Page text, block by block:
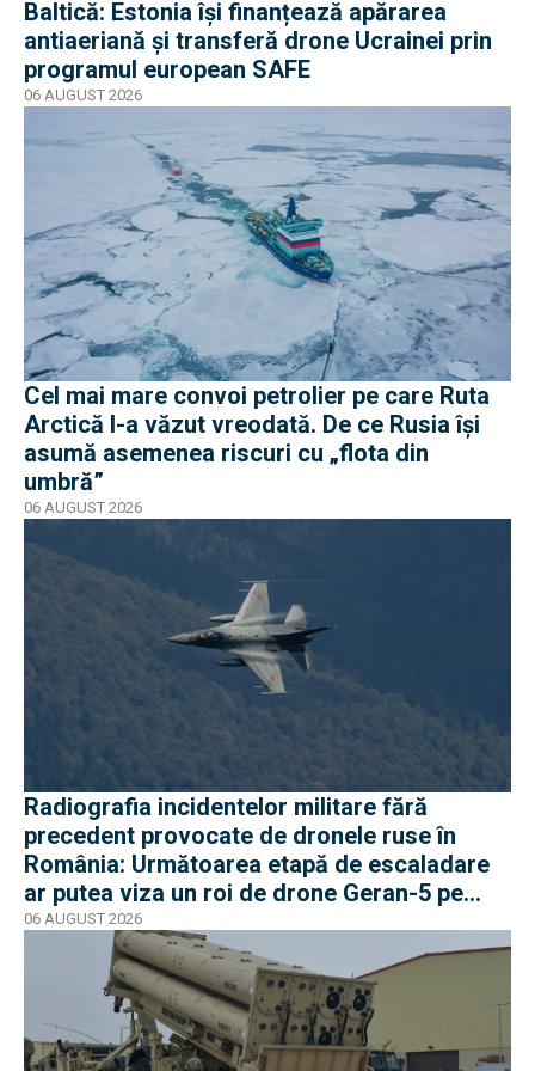
Baltică: Estonia își finanțează apărarea
antiaeriană și transferă drone Ucrainei prin
programul european SAFE
06 AUGUST 2026
Cel mai mare convoi petrolier pe care Ruta
Arctică l-a văzut vreodată. De ce Rusia își
asumă asemenea riscuri cu „flota din
umbră”
06 AUGUST 2026
Radiografia incidentelor militare fără
precedent provocate de dronele ruse în
România: Următoarea etapă de escaladare
ar putea viza un roi de drone Geran-5 pe
direcția Galați-Reni
06 AUGUST 2026